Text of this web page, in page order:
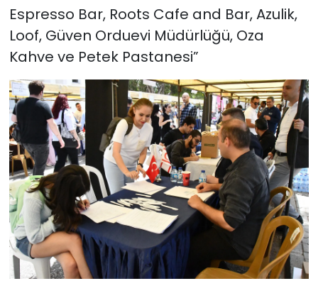
Espresso Bar, Roots Cafe and Bar, Azulik,
Loof, Güven Orduevi Müdürlüğü, Oza
Kahve ve Petek Pastanesi”